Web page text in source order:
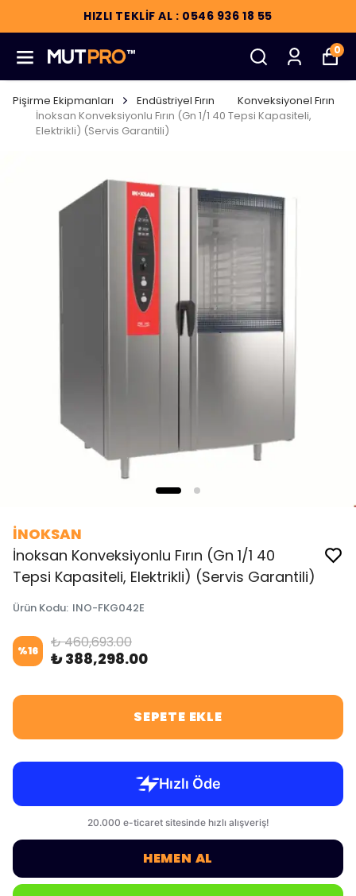
HIZLI TEKLİF AL : 0546 936 18 55
0
Pişirme Ekipmanları Endüstriyel Fırın
Konveksiyonel Fırın
İnoksan Konveksiyonlu Fırın (Gn 1/1 40 Tepsi Kapasiteli,
Elektrikli) (Servis Garantili)
İNOKSAN
İnoksan Konveksiyonlu Fırın (Gn 1/1 40
Tepsi Kapasiteli, Elektrikli) (Servis Garantili)
Ürün Kodu: INO-FKG042E
%16 ₺ 460,693.00
₺ 388,298.00
SEPETE EKLE
HEMEN AL